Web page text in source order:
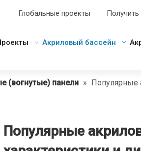
Глобальные проекты
Акриловый бассейн
(вогнутые) панели » Популярные
Популярные